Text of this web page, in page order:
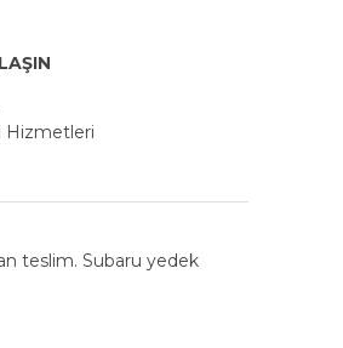
Hizmetleri
teslim. Subaru yedek